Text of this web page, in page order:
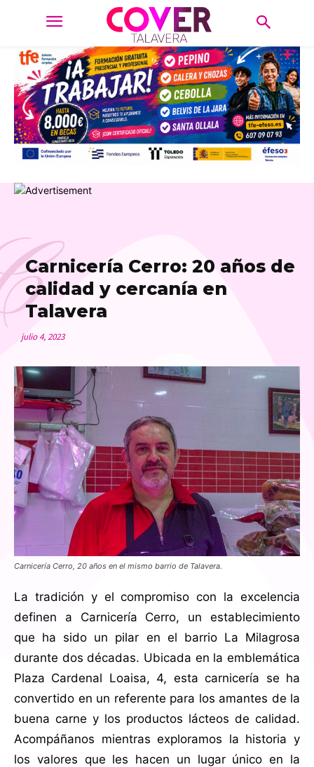
Carnicería Cerro: 20 años de
calidad y cercanía en
Talavera
julio 4, 2023
Carnicería Cerro, 20 años en el mismo barrio de Talavera.
La tradición y el compromiso con la excelencia
definen a Carnicería Cerro, un establecimiento
que ha sido un pilar en el barrio La Milagrosa
durante dos décadas. Ubicada en la emblemática
Plaza Cardenal Loaisa, 4, esta carnicería se ha
convertido en un referente para los amantes de la
buena carne y los productos lácteos de calidad.
Acompáñanos mientras exploramos la historia y
los valores que les hacen un lugar único en la